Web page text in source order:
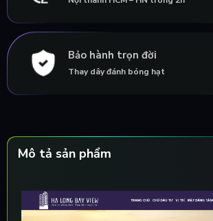
Bảo hành trọn đời
Thay dây đánh bóng hạt
Mô tả sản phẩm